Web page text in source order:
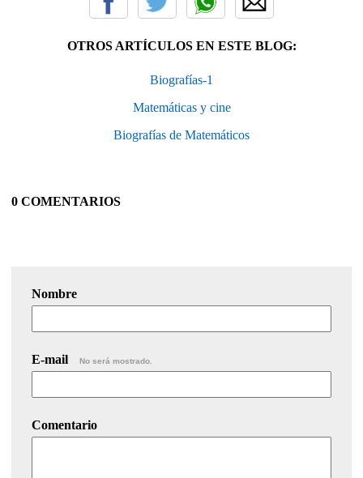
OTROS ARTÍCULOS EN ESTE BLOG:
Biografías-1
Matemáticas y cine
Biografías de Matemáticos
0 COMENTARIOS
Nombre
E-mail No será mostrado.
Comentario